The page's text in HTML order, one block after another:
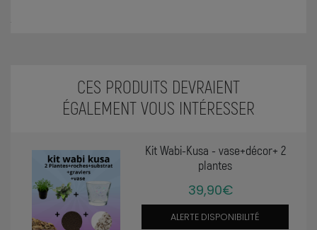
CES PRODUITS DEVRAIENT
ÉGALEMENT VOUS INTÉRESSER
Kit Wabi-Kusa - vase+décor+ 2
plantes
39,90€
ALERTE DISPONIBILITÉ